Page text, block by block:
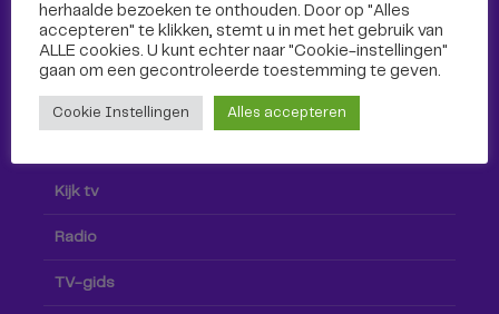
Kijk tv
Radio
TV-gids
herhaalde bezoeken te onthouden. Door op "Alles
accepteren" te klikken, stemt u in met het gebruik van
ALLE cookies. U kunt echter naar "Cookie-instellingen"
gaan om een ​​gecontroleerde toestemming te geven.
Cookie Instellingen Alles accepteren